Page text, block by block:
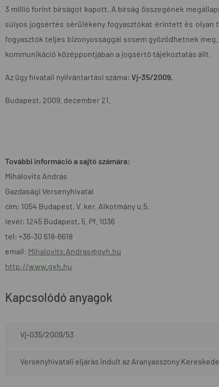
3 millió forint bírságot kapott. A bírság összegének
súlyos jogsértés sérülékeny fogyasztókat érintett és
fogyasztók teljes bizonyossággal sosem győződhetnek
kommunikáció középpontjában a jogsértő tájékoztatás állt.
Az ügy hivatali nyilvántartási száma: Vj-35/2009.
Budapest, 2009. december 21.
További információ a sajtó számára:
Mihálovits András
Gazdasági Versenyhivatal
cím: 1054 Budapest, V. ker. Alkotmány u.5.
levél: 1245 Budapest, 5. Pf. 1036
tel: +36-30 618-6618
email: Mihalovits.Andras@gvh.hu
http://www.gvh.hu
Kapcsolódó anyagok
Vj-035/2009/53
Versenyhivatali eljárás indult az Aranyasszony